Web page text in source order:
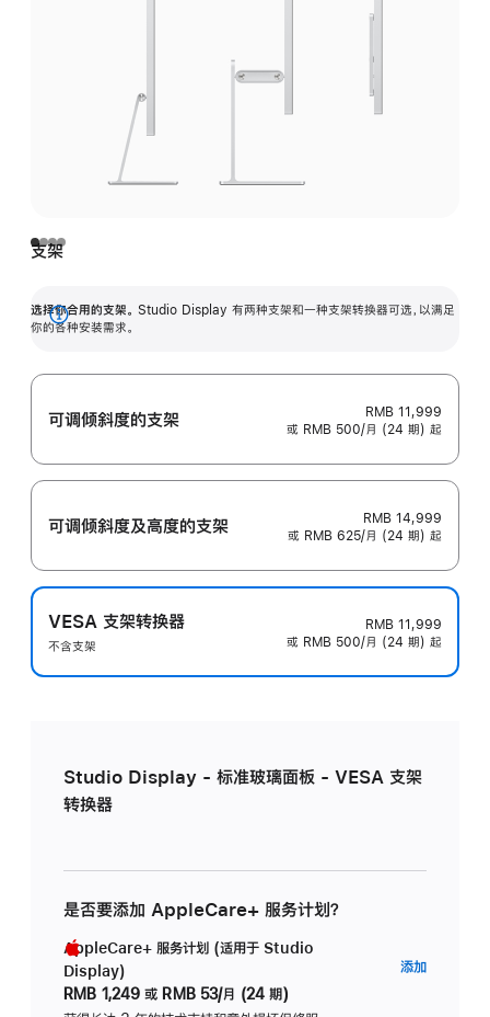
支架
选择你合用的支架。 Studio Display 有两种支架和一种支架转换器可选，以满足
你的各种安装需求。
展
可调倾斜度的支架
RMB 11,999
或 RMB 500/月 (24 期) 起
可调倾斜度及高‍度的支‍架
RMB 14,999
或 RMB 625/月 (24 期) 起
VESA 支架转换器
不含支架
RMB 11,999
或 RMB 500/月 (24 期) 起
Studio Display - 标准玻璃面板 - VESA 支架
转换器
是否要添加 AppleCare+ 服务计划？
AppleCare+ 服务计划 (适用于 Studio
Display)
RMB 1,249 或 RMB 53/月 (24 期)
添加